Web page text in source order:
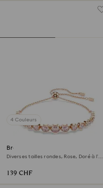
4 Couleurs
Bracelet Imber
Diverses tailles rondes, Rose, Doré à l’or
139 CHF